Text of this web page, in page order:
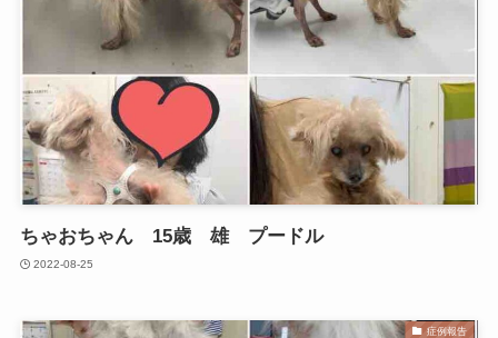
ちゃおちゃん 15歳 雄 プードル
2022-08-25
症例報告